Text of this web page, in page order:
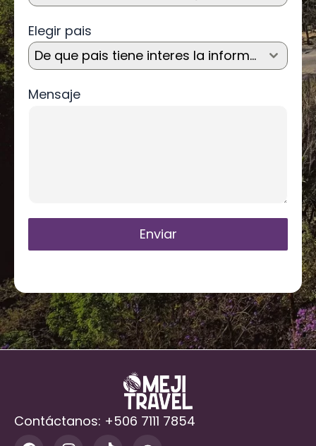
Elegir pais
De que pais tiene interes la información?
Mensaje
Enviar
F I T T
Contáctanos: +506 7111 7854